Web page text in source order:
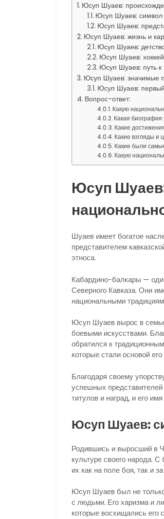
Юсуп Шуаев:
Юсуп Шуаев: символ
Юсуп Шуаев:
Юсуп Шуаев: жизнь и
Юсуп Шуаев:
Юсуп Шуаев:
Юсуп Шуаев: путь к
Юсуп Шуаев: значимые
Юсуп Шуаев:
Вопрос-ответ:
Какую
Какая
Какие
Какие взгляды и
Какие были
Какую
Юсуп
Шуаев имеет богатое
представителем
этноса.
Кабардино-балкары —
Северного Кавказа. Они
национальными
Юсуп Шуаев вырос в
боевыми искусствами.
обратился к
которые стали основой
Благодаря своему
успешных
титулов и наград, и его
Юсуп Шуаев:
Родившись и выросший в
культуре своего народа.
их как на поле боя, так и
Юсуп Шуаев был не
с людьми. Его харизма и
которые восхищались его